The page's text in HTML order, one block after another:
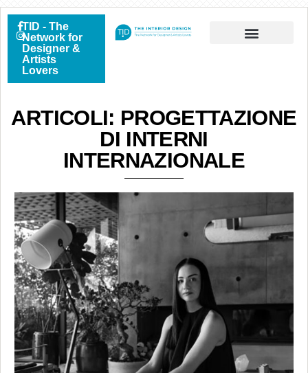
TID - The
Network for
Designer &
Artists
Lovers
ARTICOLI: PROGETTAZIONE
DI INTERNI
INTERNAZIONALE